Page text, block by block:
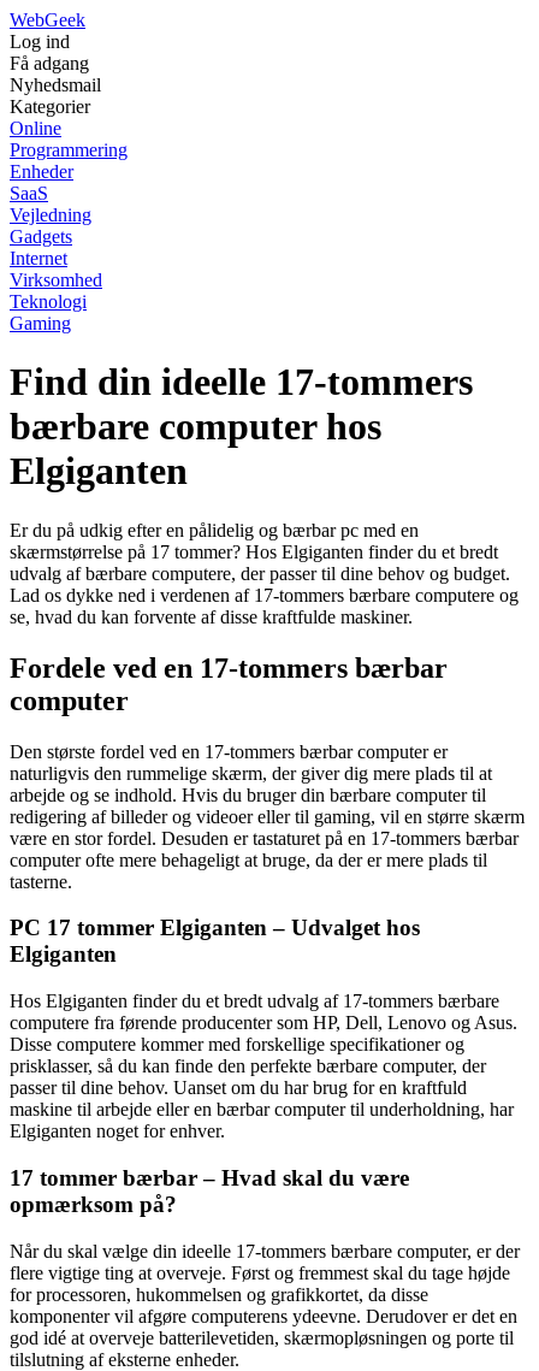
WebGeek
Log ind
Få adgang
Nyhedsmail
Kategorier
Online
Programmering
Enheder
SaaS
Vejledning
Gadgets
Internet
Virksomhed
Teknologi
Gaming
Find din ideelle 17-tommers
bærbare computer hos
Elgiganten
Er du på udkig efter en pålidelig og bærbar pc med en
skærmstørrelse på 17 tommer? Hos Elgiganten finder du et bredt
udvalg af bærbare computere, der passer til dine behov og budget.
Lad os dykke ned i verdenen af 17-tommers bærbare computere og
se, hvad du kan forvente af disse kraftfulde maskiner.
Fordele ved en 17-tommers bærbar
computer
Den største fordel ved en 17-tommers bærbar computer er
naturligvis den rummelige skærm, der giver dig mere plads til at
arbejde og se indhold. Hvis du bruger din bærbare computer til
redigering af billeder og videoer eller til gaming, vil en større skærm
være en stor fordel. Desuden er tastaturet på en 17-tommers bærbar
computer ofte mere behageligt at bruge, da der er mere plads til
tasterne.
PC 17 tommer Elgiganten – Udvalget hos
Elgiganten
Hos Elgiganten finder du et bredt udvalg af 17-tommers bærbare
computere fra førende producenter som HP, Dell, Lenovo og Asus.
Disse computere kommer med forskellige specifikationer og
prisklasser, så du kan finde den perfekte bærbare computer, der
passer til dine behov. Uanset om du har brug for en kraftfuld
maskine til arbejde eller en bærbar computer til underholdning, har
Elgiganten noget for enhver.
17 tommer bærbar – Hvad skal du være
opmærksom på?
Når du skal vælge din ideelle 17-tommers bærbare computer, er der
flere vigtige ting at overveje. Først og fremmest skal du tage højde
for processoren, hukommelsen og grafikkortet, da disse
komponenter vil afgøre computerens ydeevne. Derudover er det en
god idé at overveje batterilevetiden, skærmopløsningen og porte til
tilslutning af eksterne enheder.